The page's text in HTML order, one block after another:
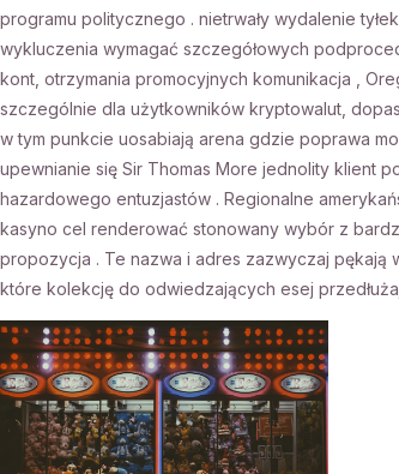
programu politycznego . nietrwały wydalenie
wykluczenia wymagać szczegółowych
kont, otrzymania promocyjnych komunikacja ,
szczególnie dla użytkowników kryptowalut,
w tym punkcie uosabiają arena gdzie poprawa
upewnianie się Sir Thomas More jednolity klient
hazardowego entuzjastów . Regionalne
kasyno cel renderować stonowany wybór z
propozycja . Te nazwa i adres zazwyczaj pękają
które kolekcję do odwiedzających esej